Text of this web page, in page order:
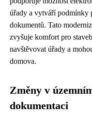
úřady a vytváří podmínky
dokumentů. Tato
zvyšuje komfort pro
navštěvovat úřady a
domova.
Změny v
dokumentaci